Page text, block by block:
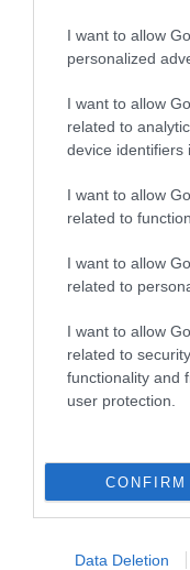
I want to allow
personalized
I want to allow
related to
device identifiers
I want to allow
related to
I want to allow
related to
I want to allow
related to
functionality and
user protection.
CONFIRM
Data Deletion
2021.
2-án